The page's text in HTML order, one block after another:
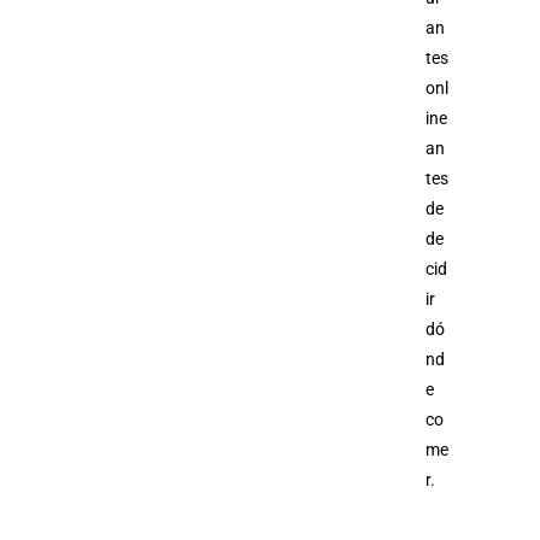
an
tes
onl
ine
an
tes
de
de
cid
ir
dó
nd
e
co
me
r.